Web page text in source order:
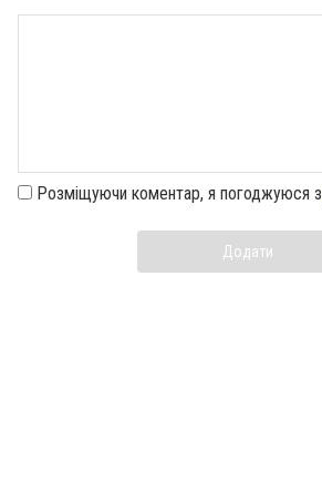
Розміщуючи коментар, я погоджуюся з
Додати